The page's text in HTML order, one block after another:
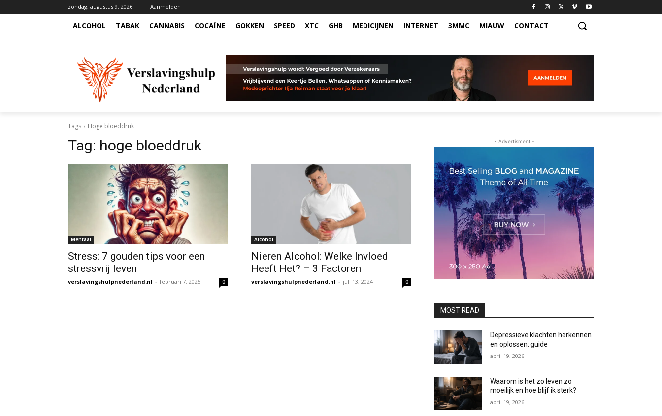
zondag, augustus 9, 2026 Aanmelden
ALCOHOL TABAK CANNABIS COCAÏNE GOKKEN SPEED XTC GHB MEDICIJNEN INTERNET 3MMC MIAUW CONTACT
Tags Hoge bloeddruk
Tag: hoge bloeddruk
Mentaal
Stress: 7 gouden tips voor een
stressvrij leven
verslavingshulpnederland.nl - februari 7, 2025 0
Alcohol
Nieren Alcohol: Welke Invloed
Heeft Het? – 3 Factoren
verslavingshulpnederland.nl - juli 13, 2024 0
- Advertisment -
MOST READ
Depressieve klachten herkennen
en oplossen: guide
april 19, 2026
Waarom is het zo leven zo
moeilijk en hoe blijf ik sterk?
april 19, 2026